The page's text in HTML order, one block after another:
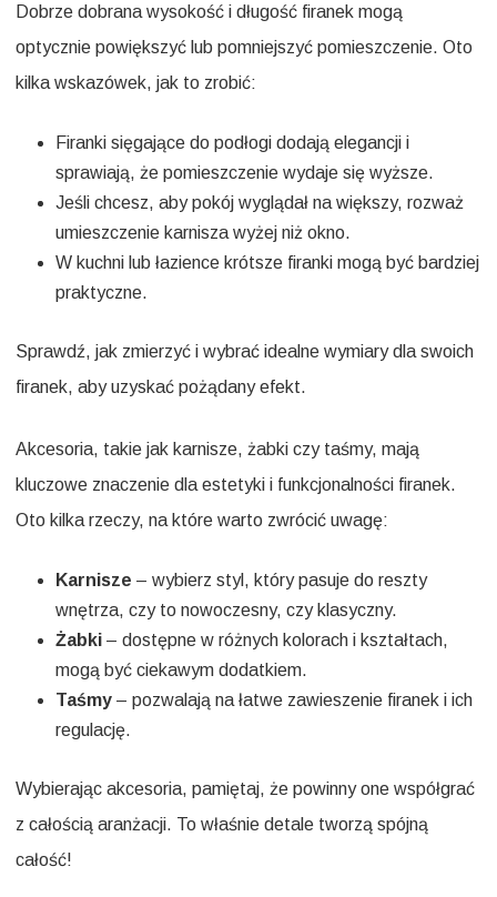
Dobrze dobrana wysokość i długość firanek mogą
optycznie powiększyć lub pomniejszyć pomieszczenie. Oto
kilka wskazówek, jak to zrobić:
Firanki sięgające do podłogi dodają elegancji i
sprawiają, że pomieszczenie wydaje się wyższe.
Jeśli chcesz, aby pokój wyglądał na większy, rozważ
umieszczenie karnisza wyżej niż okno.
W kuchni lub łazience krótsze firanki mogą być bardziej
praktyczne.
Sprawdź, jak zmierzyć i wybrać idealne wymiary dla swoich
firanek, aby uzyskać pożądany efekt.
Akcesoria, takie jak karnisze, żabki czy taśmy, mają
kluczowe znaczenie dla estetyki i funkcjonalności firanek.
Oto kilka rzeczy, na które warto zwrócić uwagę:
Karnisze – wybierz styl, który pasuje do reszty
wnętrza, czy to nowoczesny, czy klasyczny.
Żabki – dostępne w różnych kolorach i kształtach,
mogą być ciekawym dodatkiem.
Taśmy – pozwalają na łatwe zawieszenie firanek i ich
regulację.
Wybierając akcesoria, pamiętaj, że powinny one współgrać
z całością aranżacji. To właśnie detale tworzą spójną
całość!